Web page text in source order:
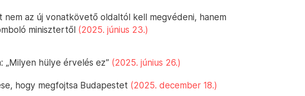
nem az új vonatkövető oldaltól kell megvédeni, hanem
minisztertől (2025. június 23.)
„Milyen hülye érvelés ez” (2025. június 26.)
hogy megfojtsa Budapestet (2025. december 18.)